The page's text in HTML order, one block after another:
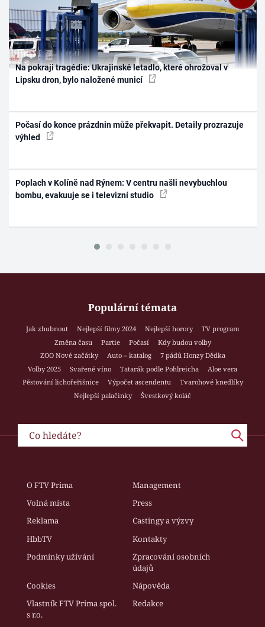
Na pokraji tragédie: Ukrajinské letadlo, které ohrožoval v
Lipsku dron, bylo naložené municí
Počasí do konce prázdnin může překvapit. Detaily prozrazuje
výhled
Poplach v Kolíně nad Rýnem: V centru našli nevybuchlou
bombu, evakuuje se i televizní studio
Populární témata
Jak zhubnout Nejlepší filmy 2024 Nejlepší horory
TV program
Změna času
Partie Počasí
Kdy budou volby
ZOO Nové začátky
Auto – katalog
7 pádů Honzy Dědka
Volby 2025
Svařené víno Tatarák podle Pohlreicha
Aloe vera
Pěstování lichořeřišnice
Výpočet ascendentu
Tvarohové knedlíky
Nejlepší palačinky
Švestkový koláč
O FTV Prima
Management
Volná místa
Press
Reklama
Castingy a výzvy
HbbTV
Kontakty
Podmínky užívání
Zpracování osobních
údajů
Cookies
Nápověda
Vlastník FTV Prima spol.
s r.o.
Redakce